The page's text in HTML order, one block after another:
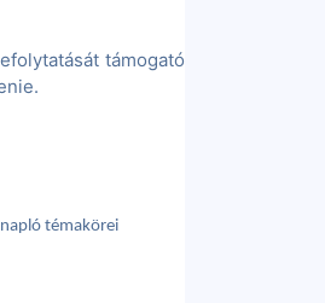
támogató
témakörei